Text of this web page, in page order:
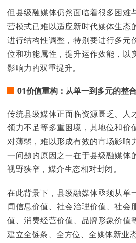
但县级融媒体仍然面临着很多困难
营模式已难以适应新时代媒体生态
进行结构性调整，特别要进行多元
位和功能属性，提升运作效能，以
影响力的双重提升。
01价值重构：从单一到多元的整
传统县级媒体正面临资源匮乏、人
领力不足等多重困境，其地位和价
对薄弱，难以形成有效的市场影响
一问题的原因之一在于县级融媒体
视野狭窄，媒介生态相对封闭。
在此背景下，县级融媒体亟须从单
闻信息价值、社会治理价值、社会
值、消费经营价值、品牌形象价值
建立全链条、全方位、全媒体新业态